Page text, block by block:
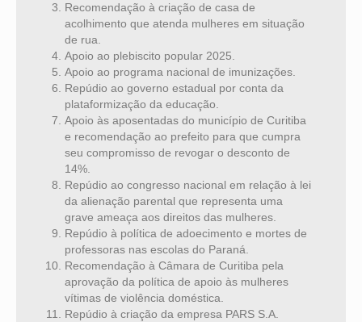
Recomendação à criação de casa de
acolhimento que atenda mulheres em situação
de rua.
Apoio ao plebiscito popular 2025.
Apoio ao programa nacional de imunizações.
Repúdio ao governo estadual por conta da
plataformização da educação.
Apoio às aposentadas do município de Curitiba
e recomendação ao prefeito para que cumpra
seu compromisso de revogar o desconto de
14%.
Repúdio ao congresso nacional em relação à lei
da alienação parental que representa uma
grave ameaça aos direitos das mulheres.
Repúdio à política de adoecimento e mortes de
professoras nas escolas do Paraná.
Recomendação à Câmara de Curitiba pela
aprovação da política de apoio às mulheres
vítimas de violência doméstica.
Repúdio à criação da empresa PARS S.A.